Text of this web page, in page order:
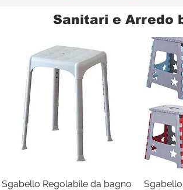
Sanitari e Arredo
Vista rapida
Sgabello Regolabile da bagno